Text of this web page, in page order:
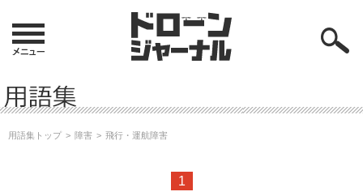
用語集トップ 障害 飛行・運航障害
1